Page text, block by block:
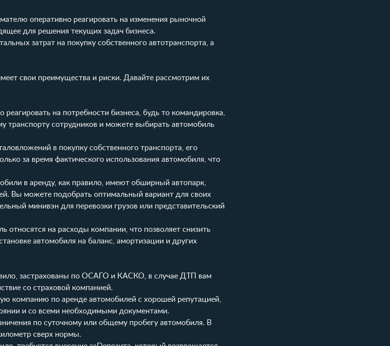
оперативно реагировать на изменения рыночной
для решения текущих задач бизнеса.
затрат на покупку собственного автотранспорта, а
свои преимущества и риски. Давайте рассмотрим их
на потребности бизнеса, будь то командировка,
транспорту сотрудников и можете выбирать автомобиль
в покупку собственного транспорта, его
за время фактического использования автомобиля, что
в аренду, как правило, имеют обширный автопарк,
Вы можете подобрать оптимальный вариант для своих
минивэн для перевозки грузов или представительский
относятся на расходы компании, что позволяет снизить
автомобиля на баланс, амортизации и других
застрахованы по ОСАГО и КАСКО, в случае ДТП вам
со страховой компанией.
компанию по аренде автомобилей с хорошей репутацией,
и со всеми необходимыми документами.
по суточному или общему пробегу автомобиля. В
сверх нормы.